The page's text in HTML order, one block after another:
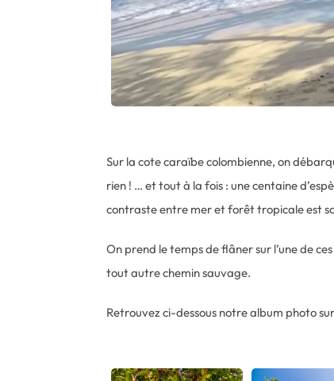
Sur la cote caraïbe colombienne, on
rien ! … et tout à la fois : une centaine
contraste entre mer et forêt tropicale est
On prend le temps de flâner sur l’une de
tout autre chemin sauvage.
Retrouvez ci-dessous notre album photo